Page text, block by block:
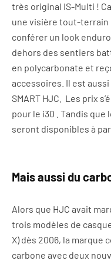
très original IS-Multi !
une visière tout-
conférer un look
dehors des sentiers
en polycarbonate et
accessoires. Il est
SMART HJC. Les prix
pour le i30 . Tandis que
seront disponibles à
Mais aussi du
Alors que HJC avait
trois modèles de
X) dès 2006, la
carbone avec deux